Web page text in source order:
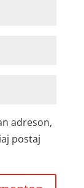
adreson,
postaj